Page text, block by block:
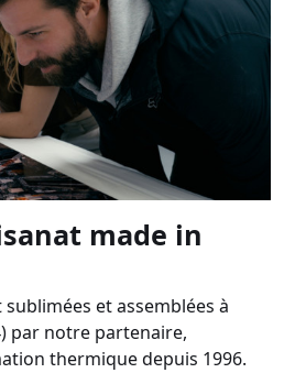
made in
et assemblées à
par notre partenaire,
thermique depuis 1996.